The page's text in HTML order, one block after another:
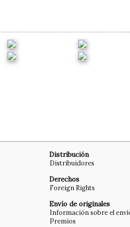
Distribución
Distribuidores
Derechos
Foreign Rights
Envío de originales
Información sobre el
Premios